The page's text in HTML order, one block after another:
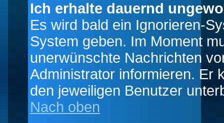
Ich erhalte dauernd
Es wird bald ein Ignorieren-
System geben. Im Moment
unerwünschte Nachrichten
Administrator informieren. Er
den jeweiligen Benutzer
Nach oben